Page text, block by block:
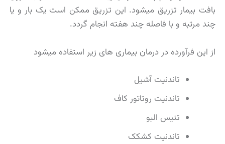
بافت بیمار تزریق میشود. این تزریق ممکن است یک بار و یا
چند مرتبه و با فاصله چند هفته انجام گردد.
از این فرآورده در درمان بیماری های زیر استفاده میشود
تاندنیت آشیل
تاندنیت روتاتور کاف
تنیس البو
تاندنیت کشکک